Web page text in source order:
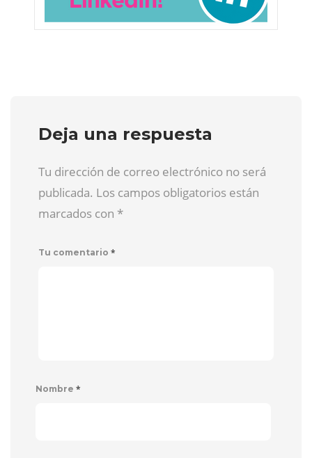
Deja una respuesta
Tu dirección de correo electrónico no será
publicada. Los campos obligatorios están
marcados con *
Tu comentario *
Nombre *